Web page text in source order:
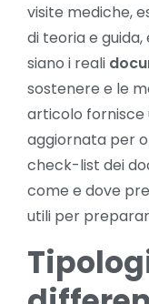
visite mediche,
di teoria e guida,
siano i reali
sostenere e le
articolo fornisce
aggiornata per
check-list dei
come e dove
utili per